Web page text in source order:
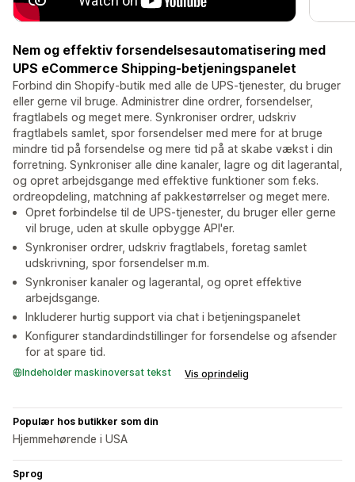
Nem og effektiv forsendelsesautomatisering med
UPS eCommerce Shipping-betjeningspanelet
Forbind din Shopify-butik med alle de UPS-tjenester, du bruger
eller gerne vil bruge. Administrer dine ordrer, forsendelser,
fragtlabels og meget mere. Synkroniser ordrer, udskriv
fragtlabels samlet, spor forsendelser med mere for at bruge
mindre tid på forsendelse og mere tid på at skabe vækst i din
forretning. Synkroniser alle dine kanaler, lagre og dit lagerantal,
og opret arbejdsgange med effektive funktioner som f.eks.
ordreopdeling, matchning af pakkestørrelser og meget mere.
Opret forbindelse til de UPS-tjenester, du bruger eller gerne
vil bruge, uden at skulle opbygge API'er.
Synkroniser ordrer, udskriv fragtlabels, foretag samlet
udskrivning, spor forsendelser m.m.
Synkroniser kanaler og lagerantal, og opret effektive
arbejdsgange.
Inkluderer hurtig support via chat i betjeningspanelet
Konfigurer standardindstillinger for forsendelse og afsender
for at spare tid.
Indeholder maskinoversat tekst Vis oprindelig
Populær hos butikker som din
Hjemmehørende i USA
Sprog